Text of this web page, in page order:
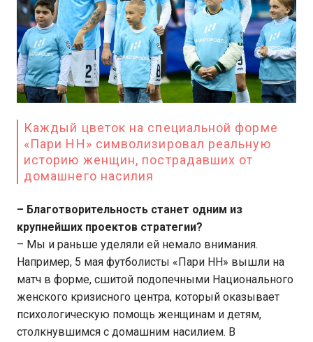
Каждый цветок на специальной форме
«Пари НН» символизировал реальную
историю женщин, пострадавших от
домашнего насилия
– Благотворительность станет одним из
крупнейших проектов стратегии?
– Мы и раньше уделяли ей немало внимания.
Например, 5 мая футболисты «Пари НН» вышли на
матч в форме, сшитой подопечными Национального
женского кризисного центра, который оказывает
психологическую помощь женщинам и детям,
столкнувшимся с домашним насилием. В